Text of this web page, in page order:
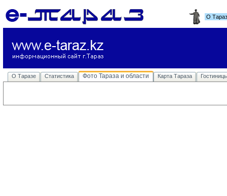
О
О Таразе Статистика Фото Тараза и области Карта Тараза